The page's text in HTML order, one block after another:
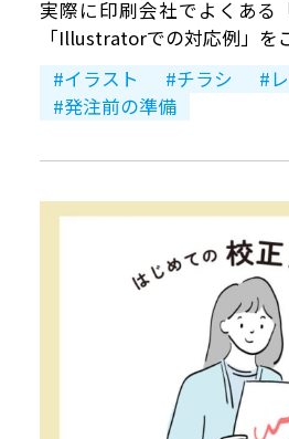
実際に印刷会社でよくある
「Illustratorでの対応例」を
イラスト
チラシ
発注前の準備